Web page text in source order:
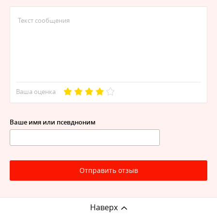
высота 300 мм, 500 мм;
присоединения к тепломагистралям – G1/2"-B;
максимальная температура теплоносителя
Комплектация
входят:
Ваша оценка
Ваше имя или псевдноним
Отправить отзыв
Наверх